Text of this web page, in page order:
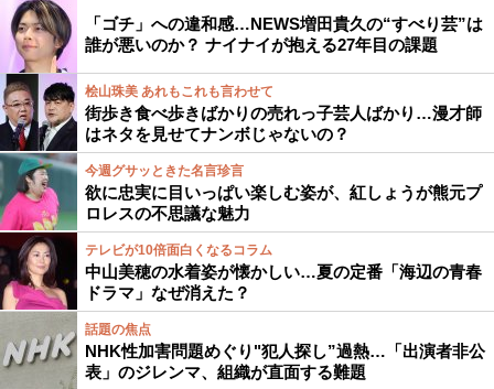
「ゴチ」への違和感…NEWS増田貴久の“すべり芸”は
誰が悪いのか？ ナイナイが抱える27年目の課題
桧山珠美 あれもこれも言わせて
街歩き食べ歩きばかりの売れっ子芸人ばかり…漫才師
はネタを見せてナンボじゃないの？
今週グサッときた名言珍言
欲に忠実に目いっぱい楽しむ姿が、紅しょうが熊元プ
ロレスの不思議な魅力
テレビが10倍面白くなるコラム
中山美穂の水着姿が懐かしい…夏の定番「海辺の青春
ドラマ」なぜ消えた？
話題の焦点
NHK性加害問題めぐり"犯人探し”過熱…「出演者非公
表」のジレンマ、組織が直面する難題